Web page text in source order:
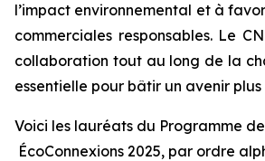
l’impact environnemental et à
commerciales responsables. Le
collaboration tout au long de la
essentielle pour bâtir un avenir
Voici les lauréats du Programme
ÉcoConnexions 2025, par ordre